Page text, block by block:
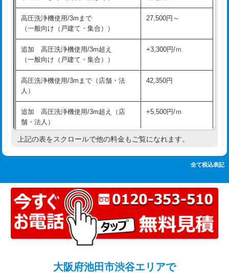
追加人工 16,500円
廃棄・処分 現場見積
※給水管工事は20mmまでの価格です。
持込商品取付（混合水栓）
持込商品取付（浄水器・分岐水栓） 16,500円
業）
排水管工事（追加 排水管工事/3ｍ超
え）
マス交換（土の掘削・埋め戻し作業） 11,000円~
マス交換（深さ50㎝以上） 66,000円
コンクリート斫り（厚さ10㎝まで） 27,500円
コンクリート斫り（厚さ10㎝超え） 38,500円
モルタル補修（厚さ10㎝まで） 27,500円
高圧洗浄機使用/3mまで
（一般向け（戸建て・集合））
27,500円～
追加 高圧洗浄機使用/3m超え
（一般向け（戸建て・集合））
+3,300円/ｍ
高圧洗浄機使用/3mまで（店舗・法
人）
42,350円
追加 高圧洗浄機使用/3m超え（店
舗・法人）
+5,500円/ｍ
高度高圧洗浄換 現地調査
トーラー機使用/3mまで 33,000円
追加トーラー機使用/3m超え +3,300円
カメラ調査 33,000円
止水・漏水調査・防水処理・清掃・修
11,000円
上記の表をスクロールで他の料金もご覧になれます。
全て税込表記
大阪府池田市渋谷エリアで